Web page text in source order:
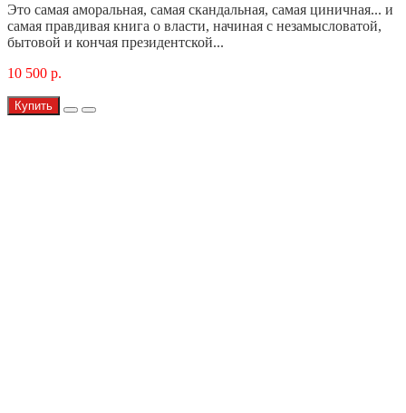
Это самая аморальная, самая скандальная, самая циничная... и
самая правдивая книга о власти, начиная с незамысловатой,
бытовой и кончая президентской...
10 500 р.
Купить